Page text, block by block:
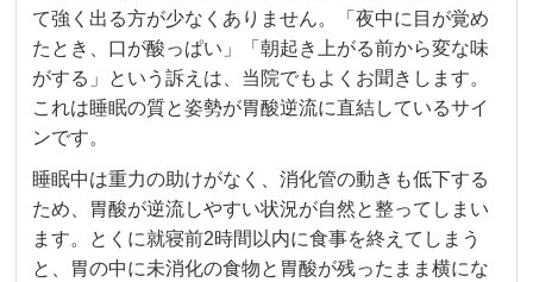
て強く出る方が少なくありません。「夜中に目が覚め
たとき、口が酸っぱい」「朝起き上がる前から変な味
がする」という訴えは、当院でもよくお聞きします。
これは睡眠の質と姿勢が胃酸逆流に直結しているサイ
ンです。
睡眠中は重力の助けがなく、消化管の動きも低下する
ため、胃酸が逆流しやすい状況が自然と整ってしまい
ます。とくに就寝前2時間以内に食事を終えてしまう
と、胃の中に未消化の食物と胃酸が残ったまま横にな